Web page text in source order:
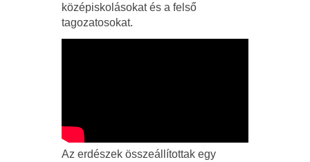
középiskolásokat és a felső
tagozatosokat.
Az erdészek összeállítottak egy